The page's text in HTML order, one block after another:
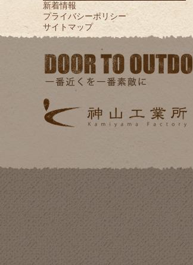
新着情報
プライバシーポリシー
サイトマップ